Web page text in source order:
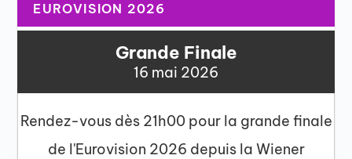
EUROVISION 2026
Grande Finale
16 mai 2026
Rendez-vous dès 21h00 pour la grande finale
de l'Eurovision 2026 depuis la Wiener